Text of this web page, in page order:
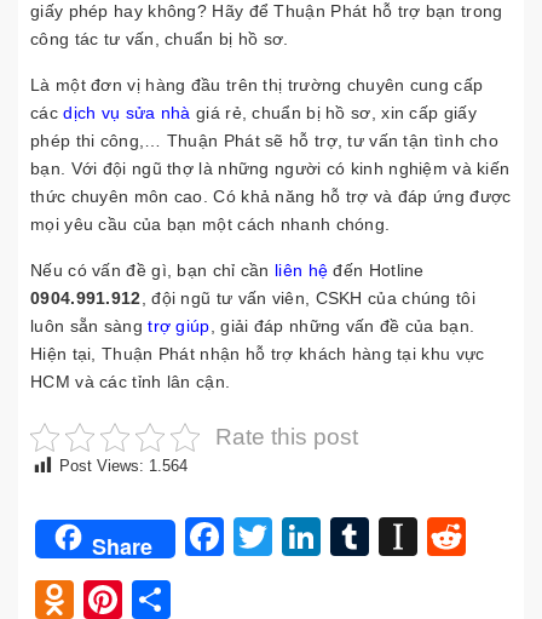
giấy phép hay không? Hãy để Thuận Phát hỗ trợ bạn trong
công tác tư vấn, chuẩn bị hồ sơ.
Là một đơn vị hàng đầu trên thị trường chuyên cung cấp
cácdịch vụ sửa nhà giá rẻ, chuẩn bị hồ sơ, xin cấp giấy
phép thi công,… Thuận Phát sẽ hỗ trợ, tư vấn tận tình cho
bạn. Với đội ngũ thợ là những người có kinh nghiệm và kiến
thức chuyên môn cao. Có khả năng hỗ trợ và đáp ứng được
mọi yêu cầu của bạn một cách nhanh chóng.
Nếu có vấn đề gì, bạn chỉ cần liên hệ đến Hotline
0904.991.912 , đội ngũ tư vấn viên, CSKH của chúng tôi
luôn sẵn sàngtrợ giúp , giải đáp những vấn đề của bạn.
Hiện tại, Thuận Phát nhận hỗ trợ khách hàng tại khu vực
HCM và các tỉnh lân cận.
Rate this post
Post Views: 1.564
Share Facebook
TwitterLinkedIn
Tumblr
Odnoklassniki
Pinterest